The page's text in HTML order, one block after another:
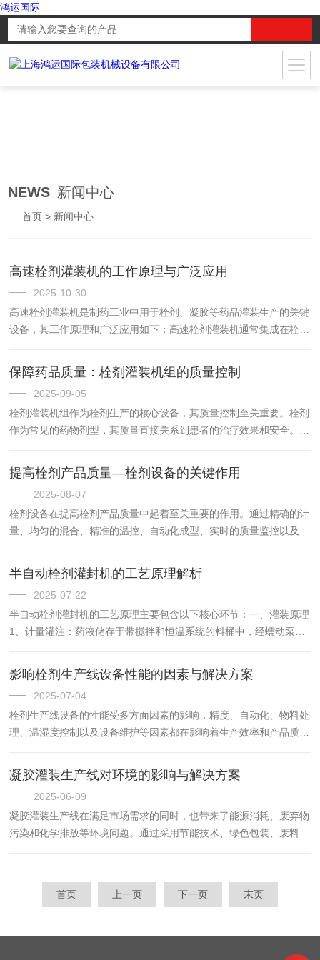
鸿运国际
NEWS 新闻中心
首页 > 新闻中心
高速栓剂灌装机的工作原理与广泛应用
2025-10-30
高速栓剂灌装机是制药工业中用于栓剂、凝胶等药品灌装生产的关键
设备，其工作原理和广泛应用如下：高速栓剂灌装机通常集成在栓剂
生产‌。其核心灌装工序通过高精度柱塞泵或伺服电机系统完成，可...
保障药品质量：栓剂灌装机组的质量控制
2025-09-05
栓剂灌装机组作为栓剂生产的核心设备，其质量控制至关重要。栓剂
作为常见的药物剂型，其质量直接关系到患者的治疗效果和安全。本
维度，系统阐述如何通过科学管控保障栓剂灌装质量。一、设备全
生...
提高栓剂产品质量—栓剂设备的关键作用
2025-08-07
栓剂设备在提高栓剂产品质量中起着至关重要的作用。通过精确的计
量、均匀的混合、精准的温控、自动化成型、实时的质量监控以及有
产效率和质量稳定性，满足日益严苛的药品质量要求。栓剂产品的
质...
半自动栓剂灌封机的工艺原理解析
2025-07-22
半自动栓剂灌封机的工艺原理主要包含以下核心环节：一、灌装原理‌
1、计量灌注‌：药液储存于带搅拌和恒温系统的料桶中，经蠕动泵输
高压将粘稠药液精准灌入栓剂壳内，灌装量可精确调节且基本不...
影响栓剂生产线设备性能的因素与解决方案
2025-07-04
栓剂生产线设备的性能受多方面因素的影响，精度、自动化、物料处
理、温湿度控制以及设备维护等因素都在影响着生产效率和产品质
高栓剂生产线的运行效率，确保生产过程的稳定性，进而保障栓剂的
质...
凝胶灌装生产线对环境的影响与解决方案
2025-06-09
凝胶灌装生产线在满足市场需求的同时，也带来了能源消耗、废弃物
污染和化学排放等环境问题。通过采用节能技术、绿色包装、废料回
首页 上一页 下一页 末页